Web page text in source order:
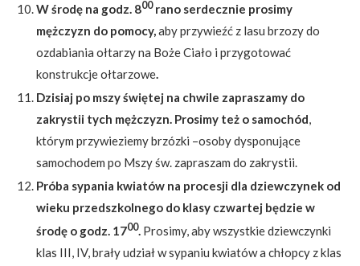
W środę na godz. 800rano serdecznie prosimy
mężczyzn do pomocy,aby przywieźć z lasu brzozy do
ozdabiania ołtarzy na Boże Ciało i przygotować
konstrukcje ołtarzowe.
Dzisiaj po mszy świętej na chwile zapraszamy do
zakrystii tych mężczyzn. Prosimy też o samochód,
którym przywieziemy brzózki –osoby dysponujące
samochodem po Mszy św. zapraszam do zakrystii.
Próba sypania kwiatów na procesji dla dziewczynek od
wieku przedszkolnego do klasy czwartej będzie w
środę o godz. 1700. Prosimy, aby wszystkie dziewczynki
klas III, IV, brały udział w sypaniu kwiatów a chłopcy z klas